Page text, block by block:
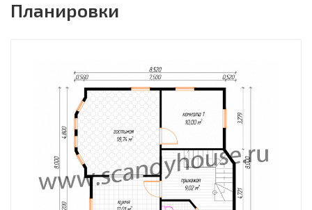
Планировки